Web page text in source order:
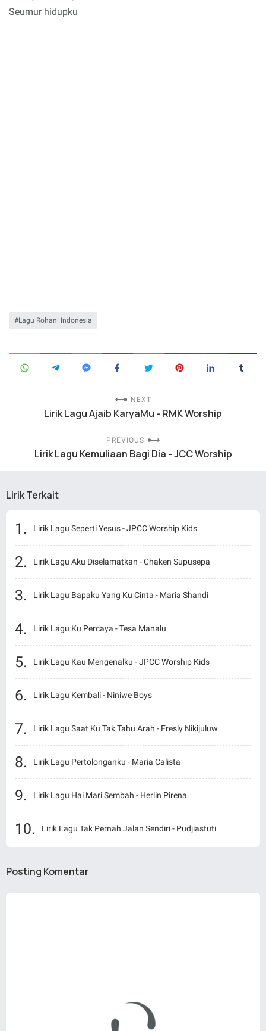
Seumur hidupku
Lagu Rohani Indonesia
NEXT
Lirik Lagu Ajaib KaryaMu - RMK Worship
PREVIOUS
Lirik Lagu Kemuliaan Bagi Dia - JCC Worship
Lirik Terkait
Lirik Lagu Seperti Yesus - JPCC Worship Kids
Lirik Lagu Aku Diselamatkan - Chaken Supusepa
Lirik Lagu Bapaku Yang Ku Cinta - Maria Shandi
Lirik Lagu Ku Percaya - Tesa Manalu
Lirik Lagu Kau Mengenalku - JPCC Worship Kids
Lirik Lagu Kembali - Niniwe Boys
Lirik Lagu Saat Ku Tak Tahu Arah - Fresly Nikijuluw
Lirik Lagu Pertolonganku - Maria Calista
Lirik Lagu Hai Mari Sembah - Herlin Pirena
Lirik Lagu Tak Pernah Jalan Sendiri - Pudjiastuti
Posting Komentar